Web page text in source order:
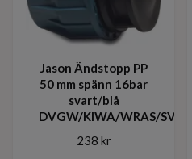
Jason Ändstopp PP
50 mm spänn 16bar
svart/blå
DVGW/KIWA/WRAS/SVGW
238 kr